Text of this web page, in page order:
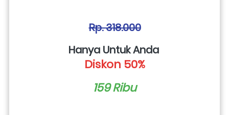
Rp. 318.000
Hanya Untuk Anda
Diskon 50%
159 Ribu